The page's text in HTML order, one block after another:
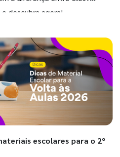
descubra agora!
escolares para o 2º